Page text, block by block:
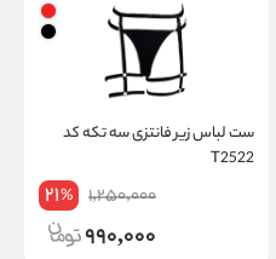
ست لباس زیر فانتزی سه تکه کد
T2522
1,250,000
21%
990,000